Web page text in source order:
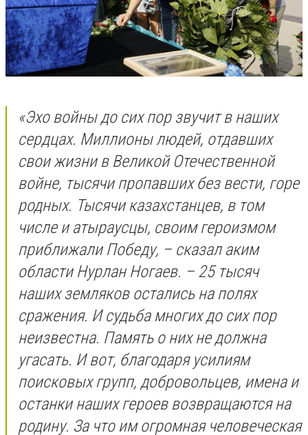
«Эхо войны до сих пор звучит в наших
сердцах. Миллионы людей, отдавших
свои жизни в Великой Отечественной
войне, тысячи пропавших без вести, горе
родных. Тысячи казахстанцев, в том
числе и атыраусцы, своим героизмом
приближали Победу, – сказал аким
области Нурлан Ногаев. – 25 тысяч
наших земляков остались на полях
сражения. И судьба многих до сих пор
неизвестна. Память о них не должна
угасать. И вот, благодаря усилиям
поисковых групп, добровольцев, имена и
останки наших героев возвращаются на
родину. За что им огромная человеческая